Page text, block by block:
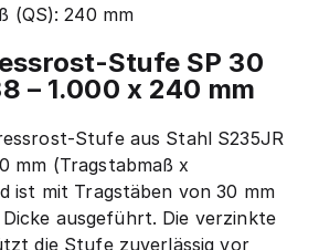
(QS): 240 mm
Stufe SP 30
– 1.000 x 240 mm
Stufe aus Stahl S235JR
mm (Tragstabmaß x
ist mit Tragstäben von 30 mm
ausgeführt. Die verzinkte
die Stufe zuverlässig vor